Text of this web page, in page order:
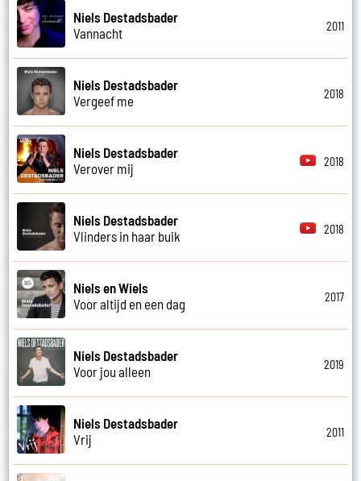
Niels Destadsbader
Vannacht
2011
Niels Destadsbader
Vergeef me
2018
Niels Destadsbader
Verover mij
2018
Niels Destadsbader
Vlinders in haar buik
2018
Niels en Wiels
Voor altijd en een dag
2017
Niels Destadsbader
Voor jou alleen
2019
Niels Destadsbader
Vrij
2011